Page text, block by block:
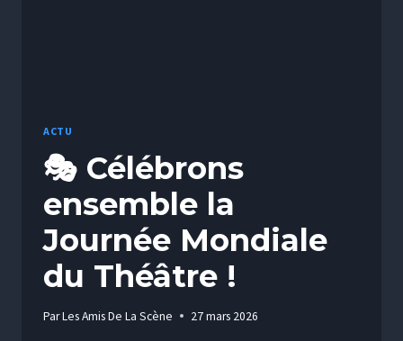
ACTU
🎭 Célébrons
ensemble la
Journée Mondiale
du Théâtre !
ParLes Amis De La Scène 27 mars 2026